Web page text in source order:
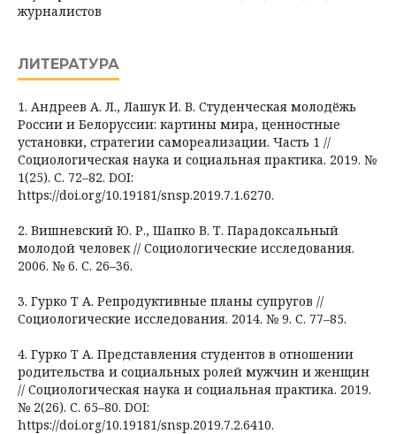
журналистов
ЛИТЕРАТУРА
1. Андреев А. Л., Лашук И. В. Студенческая молодёжь
России и Белоруссии: картины мира, ценностные
установки, стратегии самореализации. Часть 1 //
Социологическая наука и социальная практика. 2019. №
1(25). С. 72–82. DOI:
https://doi.org/10.19181/snsp.2019.7.1.6270.
2. Вишневский Ю. Р., Шапко В. Т. Парадоксальный
молодой человек // Социологические исследования.
2006. № 6. С. 26–36.
3. Гурко Т А. Репродуктивные планы супругов //
Социологические исследования. 2014. № 9. С. 77–85.
4. Гурко Т А. Представления студентов в отношении
родительства и социальных ролей мужчин и женщин
// Социологическая наука и социальная практика. 2019.
№ 2(26). С. 65–80. DOI:
https://doi.org/10.19181/snsp.2019.7.2.6410.